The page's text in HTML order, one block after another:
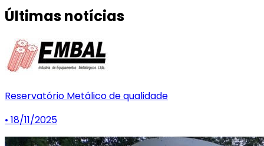
Últimas notícias
Reservatório Metálico de qualidade
• 18/11/2025